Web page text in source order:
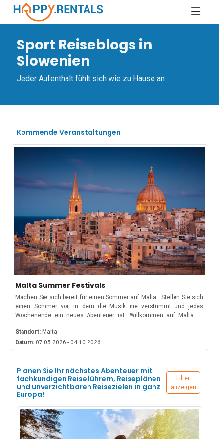
Sport Reiseblogs in
Slowenien
Jeder Aufenthalt fühlt sich wie zu Hause an
Kommende Veranstaltungen
Malta Summer Festivals
Machen Sie sich bereit für einen Sommer auf Malta. Stellen Sie sich
einen Sommer vor, in dem die Musik nie verstummt und jedes
Wochenende ein neues Abenteuer ist. Willkommen auf Malta im
Feierlichkeiten und Strandpartys, die von Mai bis Oktober dauern! Ob
du nun hier bist, um bei einem weltberühmten Musikfestival unter
dem Sternenhimmel zu tanzen oder um in die Traditionen eines
Mittelmeer hat für jeden etwas zu bieten. Verbringe diesen Sommer
damit, Malta zu erkunden und seine pulsierende Musikszene zu
erleben.Ob du nun hier bist, um bei einem weltberühmten
Musikfestival unter dem Sternenhimmel zu tanzen oder um in die
kleine Juwel im Mittelmeer hat für jeden etwas zu bieten. Verbringe
diesen Sommer damit, Malta zu erkunden und seine pulsierende
Musikszene zu erleben.Verbringen Sie diesen Sommer damit, Malta
Standort: Malta
Datum: 07.05.2026 - 04.10.2026
Planen Sie Ihr nächstes Abenteuer mit
fachkundigen Reiseführern, Reiseplänen
und unverzichtbaren Reisezielen in ganz
Europa!
Filter
anzeigen